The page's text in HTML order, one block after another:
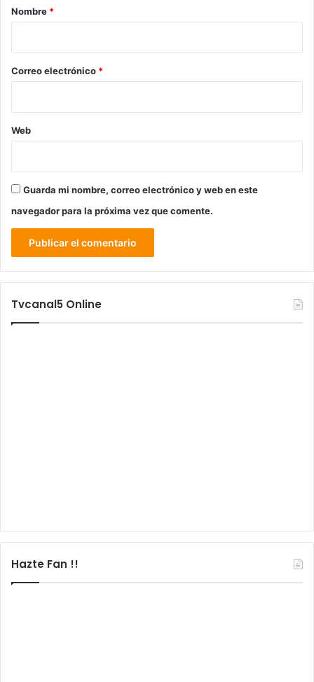
r
*
Nombre *
Correo electrónico *
Web
Guarda mi nombre, correo electrónico y web en este
navegador para la próxima vez que comente.
Tvcanal5 Online
Hazte Fan !!